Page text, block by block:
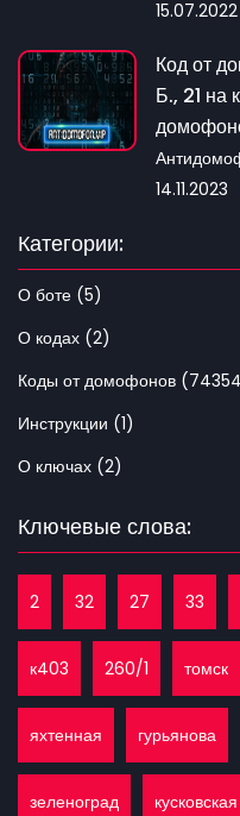
15.07.2022
Код от
Б., 21 на
14.11.2023
Категории:
О боте (5)
О кодах (2)
Коды от домофонов
Инструкции (1)
О ключах (2)
Ключевые слова:
2 32 27 33
к403 260/1 томск
яхтенная гурьянова
зеленоград кусковская